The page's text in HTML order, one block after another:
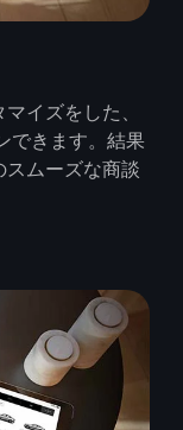
イズをした、
できます。結果
スムーズな商談